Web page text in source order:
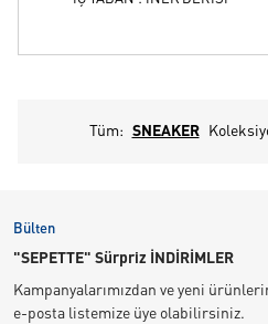
Tüm: SNEAKER
Bülten
"SEPETTE" Sürpriz İNDİRİMLER
Kampanyalarımızdan ve yeni
e-posta listemize üye olabilirsiniz.